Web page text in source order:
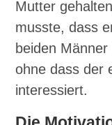
Mutter
musste, dass
beiden
ohne dass der
interessiert.